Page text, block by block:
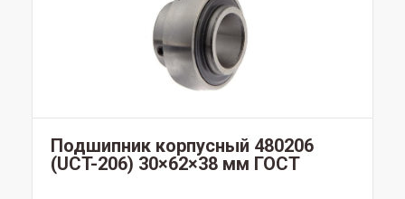
Подшипник корпусный 480206
(UCT-206) 30×62×38 мм ГОСТ